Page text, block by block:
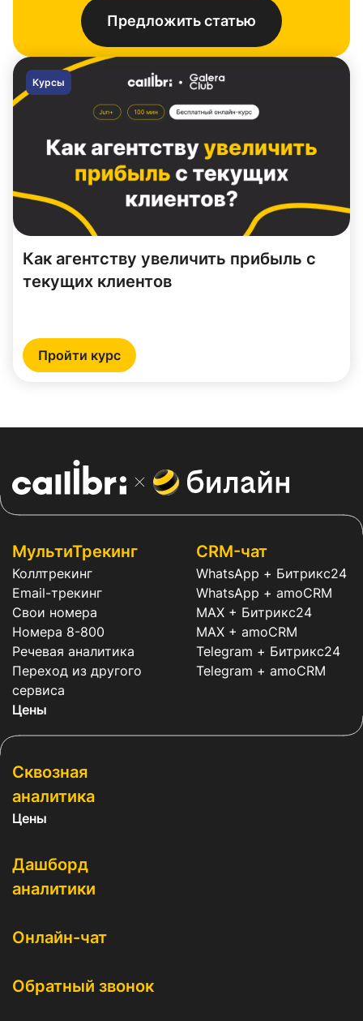
Курсы
Как агентству увеличить прибыль с
текущих клиентов
Пройти курс
Предложить статью
МультиТрекинг
Коллтрекинг
Email-трекинг
Свои номера
Номера 8-800
Речевая аналитика
Переход из другого
сервиса
Цены
CRM-чат
WhatsApp + Битрикс24
WhatsApp + amoCRM
MAX + Битрикс24
MAX + amoCRM
Telegram + Битрикс24
Telegram + amoCRM
Сквозная
аналитика
Цены
Дашборд
аналитики
Онлайн-чат
Обратный звонок